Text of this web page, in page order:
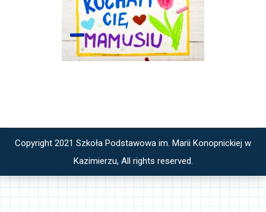
Copyright 2021 Szkoła Podstawowa im. Marii Konopnickiej w
Kazimierzu, All rights reserved.